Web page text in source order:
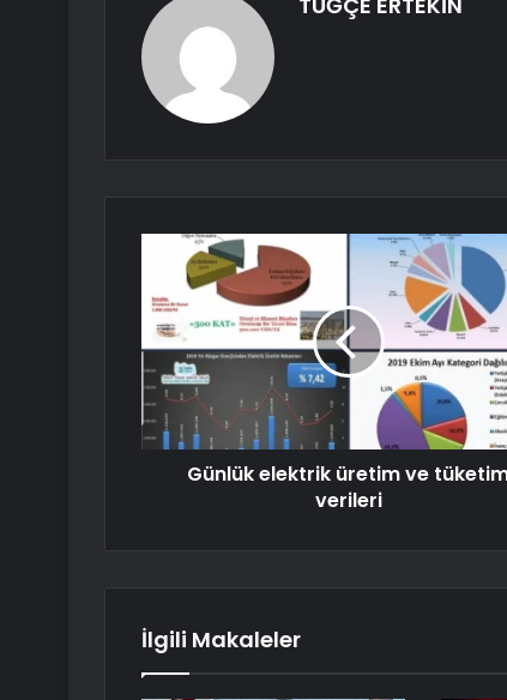
Günlük elektrik üretim ve
verileri
İlgili Makaleler